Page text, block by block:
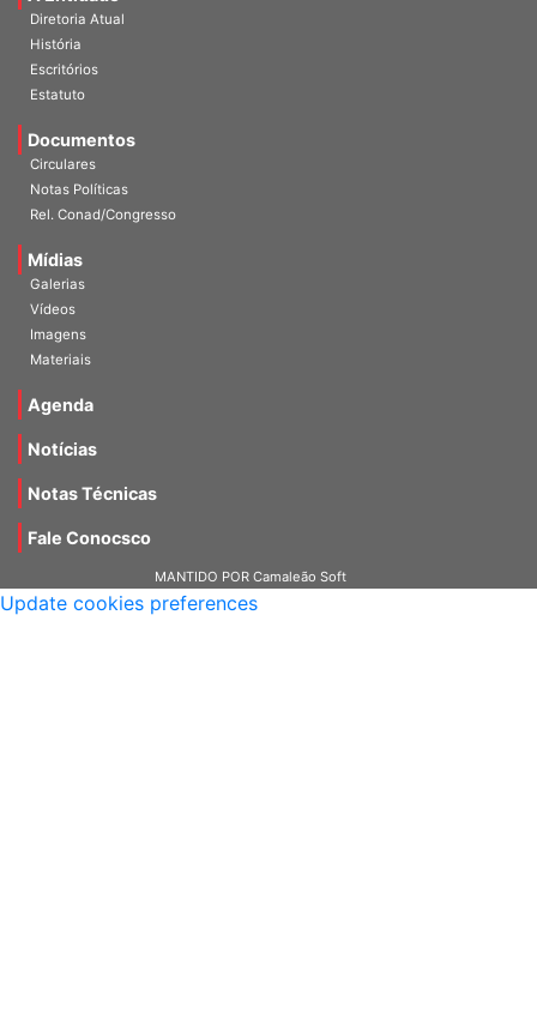
Diretoria Atual
História
Escritórios
Estatuto
Documentos
Circulares
Notas Políticas
Rel. Conad/Congresso
Mídias
Galerias
Vídeos
Imagens
Materiais
Agenda
Notícias
Notas Técnicas
Fale Conocsco
MANTIDO POR Camaleão Soft
Update cookies preferences